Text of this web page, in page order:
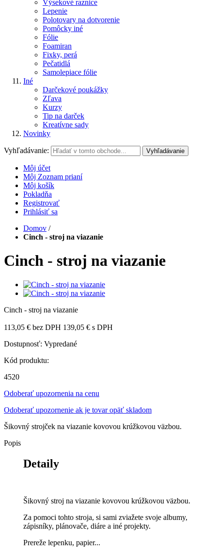
Výsekové raznice
Lepenie
Polotovary na dotvorenie
Pomôcky iné
Fólie
Foamiran
Fixky, perá
Pečatidlá
Samolepiace fólie
Iné
Darčekové poukážky
Zľava
Kurzy
Tip na darček
Kreatívne sady
Novinky
Vyhľadávanie: Vyhľadávanie
Môj účet
Môj Zoznam prianí
Môj košík
Pokladňa
Registrovať
Prihlásiť sa
Domov /
Cinch - stroj na viazanie
Cinch - stroj na viazanie
Cinch - stroj na viazanie
113,05 € bez DPH 139,05 € s DPH
Dostupnosť: Vypredané
Kód produktu:
4520
Odoberať upozornenia na cenu
Odoberať upozornenie ak je tovar opäť skladom
Šikovný strojček na viazanie kovovou krúžkovou väzbou.
Popis
Detaily
Šikovný stroj na viazanie kovovou krúžkovou väzbou.
Za pomoci tohto stroja, si sami zviažete svoje albumy,
zápisníky, plánovače, diáre a iné projekty.
Prereže lepenku, papier...